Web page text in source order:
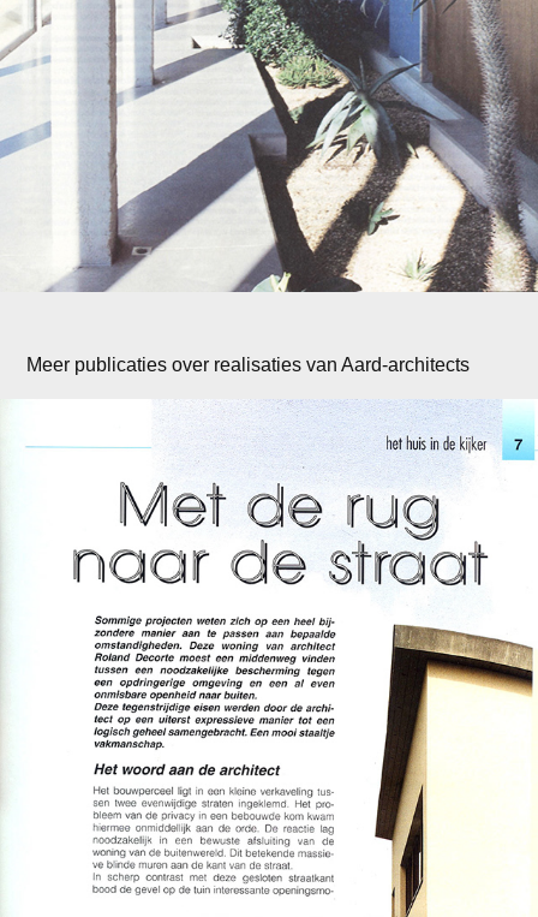
Meer publicaties over realisaties van Aard-architects
Ik Ga Bouwen